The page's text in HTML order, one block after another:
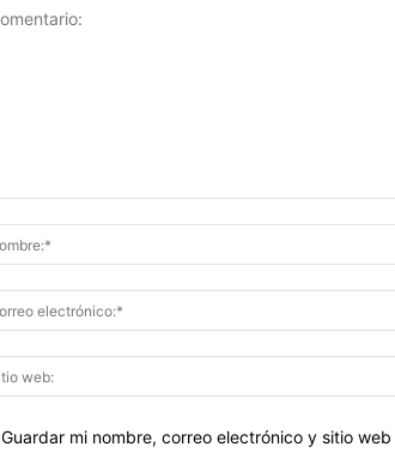
Guardar mi nombre, correo electrónico y sitio